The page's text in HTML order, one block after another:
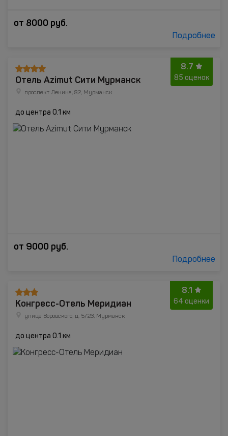
от 8000 руб.
Подробнее
8.7
85 оценок
Отель Azimut Сити Мурманск
проспект Ленина, 82, Мурманск
до центра 0.1 км
от 9000 руб.
Подробнее
8.1
64 оценки
Конгресс-Отель Меридиан
улица Воровского, д. 5/23, Мурманск
до центра 0.1 км